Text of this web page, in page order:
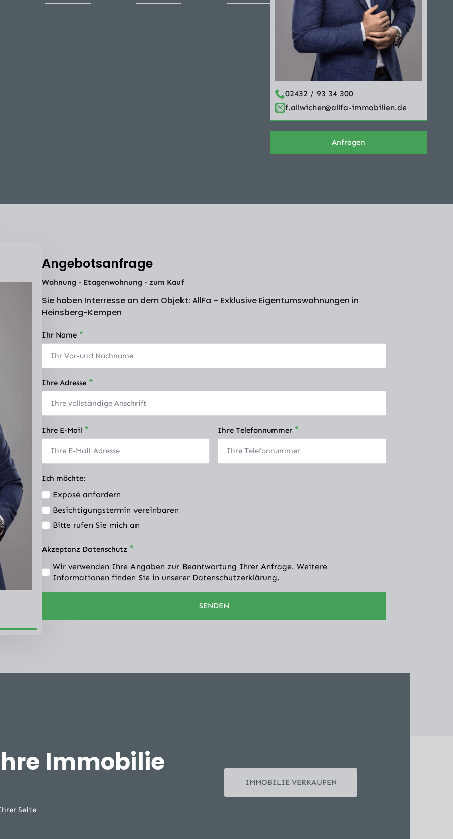
02432 / 93 34 300
f.allwicher@allfa-immobilien.de
Anfragen
Angebotsanfrage
Wohnung - Etagenwohnung - zum Kauf
Sie haben Interresse an dem Objekt: AllFa – Exklusive Eigentumswohnungen in
Heinsberg-Kempen
Ihr Name *
Ihre Adresse *
Ihre E-Mail * Ihre Telefonnummer *
Ich möchte:
Exposé anfordern
Besichtigungstermin vereinbaren
Bitte rufen Sie mich an
Akzeptanz Datenschutz *
Wir verwenden Ihre Angaben zur Beantwortung Ihrer Anfrage. Weitere
Informationen finden Sie in unserer Datenschutzerklärung.
SENDEN
Immobilie
Seite
IMMOBILIE VERKAUFEN